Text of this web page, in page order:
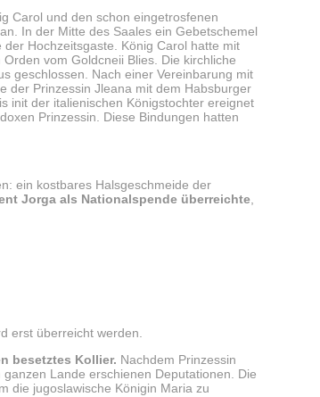
Carol und den schon eingetrosfenen
In der Mitte des Saales ein Gebetschemel
Hochzeitsgaste. König Carol hatte mit
vom Goldcneii Blies. Die kirchliche
geschlossen. Nach einer Vereinbarung mit
der Prinzessin Jleana mit dem Habsburger
init der italienischen Königstochter ereignet
Prinzessin. Diese Bindungen hatten
ein kostbares Halsgeschmeide der
Jorga als Nationalspende überreichte,
erst überreicht werden.
besetztes Kollier. Nachdem Prinzessin
Lande erschienen Deputationen. Die
die jugoslawische Königin Maria zu